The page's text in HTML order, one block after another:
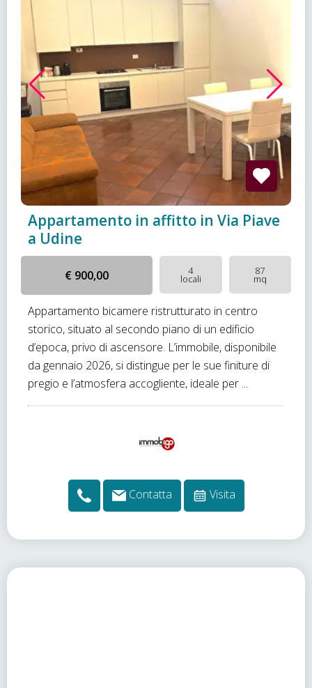
Appartamento in affitto in Via Piave
a Udine
€ 900,00 4
locali
87
mq
Appartamento bicamere ristrutturato in centro
storico, situato al secondo piano di un edificio
d’epoca, privo di ascensore. L’immobile, disponibile
da gennaio 2026, si distingue per le sue finiture di
pregio e l’atmosfera accogliente, ideale per ...
Contatta Visita